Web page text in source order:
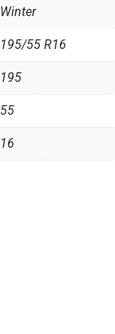
Winter
195/55 R16
195
55
16